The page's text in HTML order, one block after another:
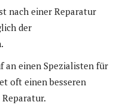
nach einer Reparatur
der
an einen Spezialisten für
oft einen besseren